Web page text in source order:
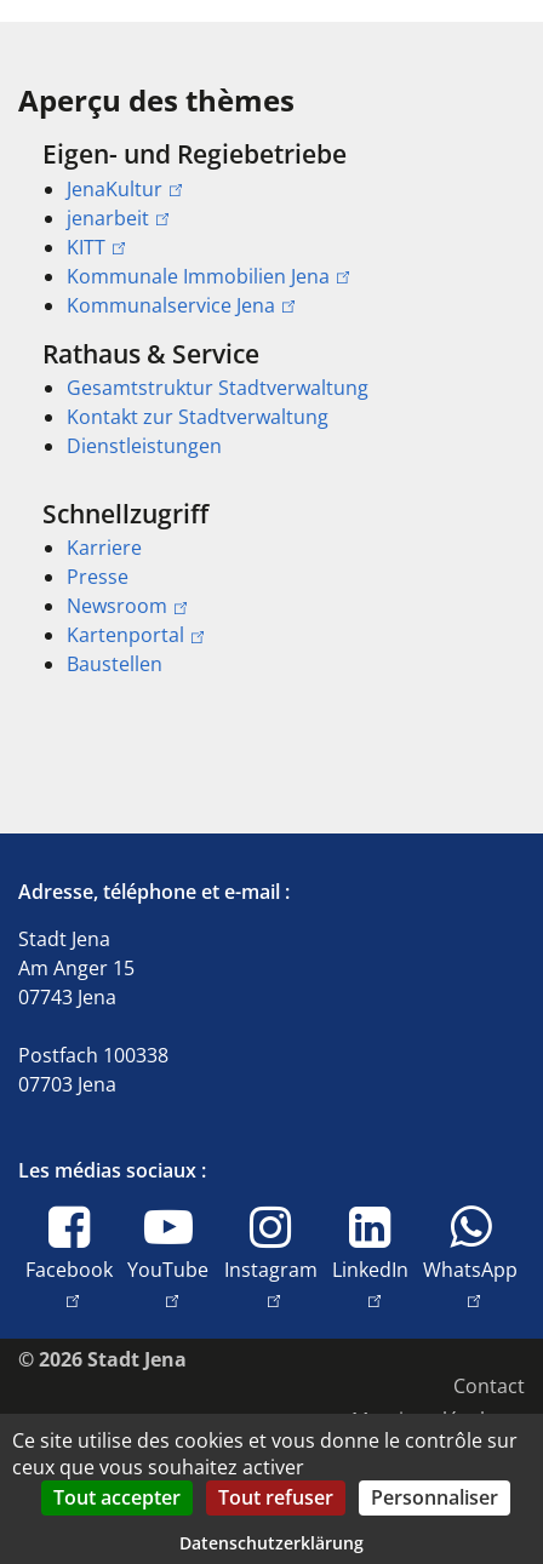
Aperçu des thèmes
Eigen- und Regiebetriebe
JenaKultur
jenarbeit
KITT
Kommunale Immobilien Jena
Kommunalservice Jena
Rathaus & Service
Gesamtstruktur Stadtverwaltung
Kontakt zur Stadtverwaltung
Dienstleistungen
Schnellzugriff
Karriere
Presse
Newsroom
Kartenportal
Baustellen
Adresse, téléphone et e-mail :
Stadt Jena
Am Anger 15
07743 Jena
Postfach 100338
07703 Jena
Les médias sociaux :
Facebook YouTube Instagram LinkedIn WhatsApp
© 2026 Stadt Jena
Contact
Mentions légales
Accessibilité
Protection des données
Droits d'image et copyright
Datenschutz-Einstellungen anpassen
Ce site utilise des cookies et vous donne le contrôle sur
ceux que vous souhaitez activer
Tout accepter
Tout refuser Personnaliser
Datenschutzerklärung